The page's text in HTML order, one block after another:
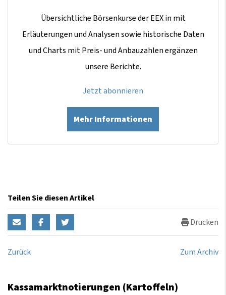
Übersichtliche Börsenkurse der EEX in mit
Erläuterungen und Analysen sowie historische Daten
und Charts mit Preis- und Anbauzahlen ergänzen
unsere Berichte.
Jetzt abonnieren
Mehr Informationen
Teilen Sie diesen Artikel
Drucken
Zurück Zum Archiv
Kassamarktnotierungen (Kartoffeln)